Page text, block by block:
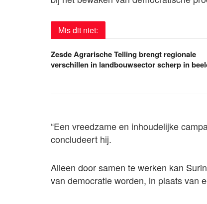
Mis dit niet:
Zesde Agrarische Telling brengt regionale
verschillen in landbouwsector scherp in
“Een vreedzame en inhoudelijke
concludeert hij.
Alleen door samen te werken kan
van democratie worden, in plaats van